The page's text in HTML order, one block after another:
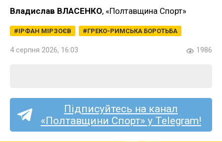
Владислав ВЛАСЕНКО, «Полтавщина Спорт»
ІРФАН МІРЗОЄВ ГРЕКО-РИМСЬКА БОРОТЬБА
4 серпня 2026, 16:03 1986
Підписуйтесь на канал
«Полтавщини Спорт» у Telegram!